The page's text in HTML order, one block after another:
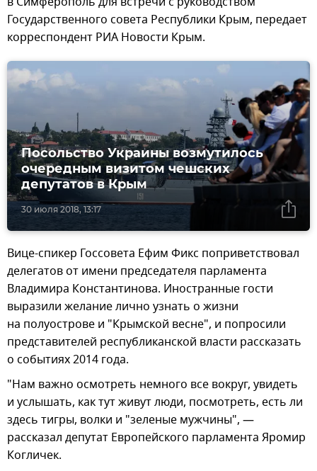
Государственного совета Республики Крым, передает
корреспондент РИА Новости Крым.
30 июля 2018, 13:17
Посольство Украины возмутилось
очередным визитом чешских
депутатов в Крым
Вице-спикер Госсовета Ефим Фикс поприветствовал
делегатов от имени председателя парламента
Владимира Константинова. Иностранные гости
выразили желание лично узнать о жизни
на полуострове и "Крымской весне", и попросили
представителей республиканской власти рассказать
о событиях 2014 года.
"Нам важно осмотреть немного все вокруг, увидеть
и услышать, как тут живут люди, посмотреть, есть ли
здесь тигры, волки и "зеленые мужчины", —
рассказал депутат Европейского парламента Яромир
Когличек.